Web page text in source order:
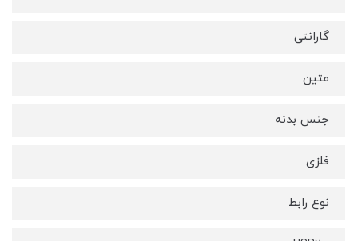
گارانتی
متین
جنس بدنه
فلزی
نوع رابط